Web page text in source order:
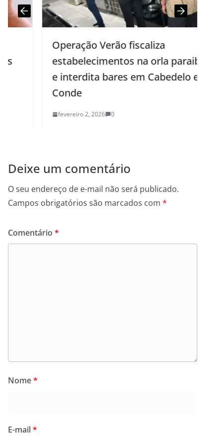
Operação Verão fiscaliza
estabelecimentos na orla paraibana
e interdita bares em Cabedelo e no
fevereiro 2, 2026 0
Deixe um comentário
O seu endereço de e-mail não será publicado.
Campos obrigatórios são marcados com *
Comentário *
Nome*
E-mail*